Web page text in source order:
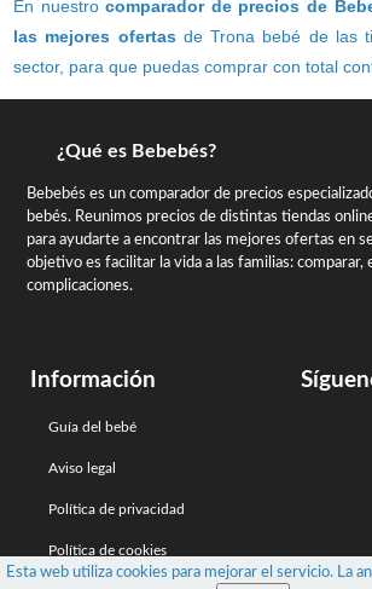
En nuestrocomparador de precios de
las mejores ofertasde Trona bebé de las
sector, para que puedas comprar con total
Esta web utiliza cookies para mejorar el servicio. La
¿Qué es Bebebés?
Bebebés es un comparador de precios
bebés. Reunimos precios de distintas tiendas
para ayudarte a encontrar las mejores ofertas en
objetivo es facilitar la vida a las familias: comparar,
complicaciones.
Información
Guía del bebé
Aviso legal
Política de privacidad
Política de cookies